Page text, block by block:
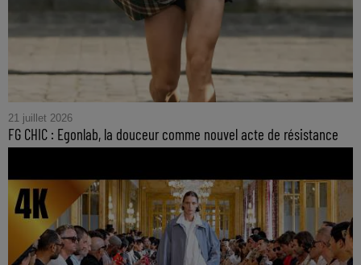
21 juillet 2026
FG CHIC : Egonlab, la douceur comme nouvel acte de résistance